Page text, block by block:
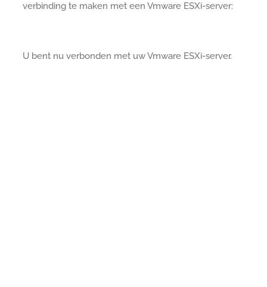
verbinding te maken met een Vmware ESXi-server:
U bent nu verbonden met uw Vmware ESXi-server.